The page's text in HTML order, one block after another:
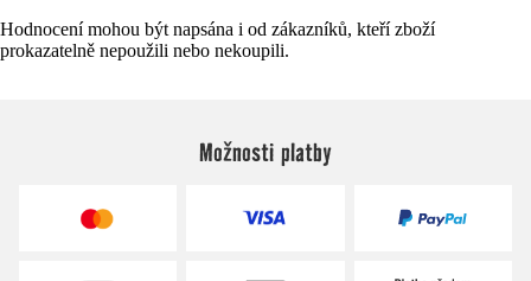
Hodnocení mohou být napsána i od zákazníků, kteří zboží
prokazatelně nepoužili nebo nekoupili.
Možnosti platby